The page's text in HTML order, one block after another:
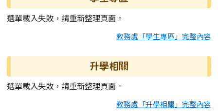
選單載入失敗，請重新整理頁面。
教務處「學生專區」完整內容
升學相關
選單載入失敗，請重新整理頁面。
教務處「升學相關」完整內容